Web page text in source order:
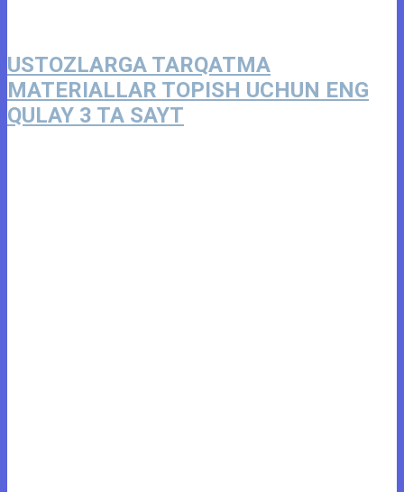
USTOZLARGA TARQATMA
MATERIALLAR TOPISH UCHUN ENG
QULAY 3 TA SAYT